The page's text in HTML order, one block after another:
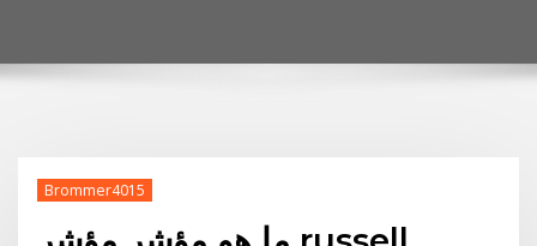
Brommer4015